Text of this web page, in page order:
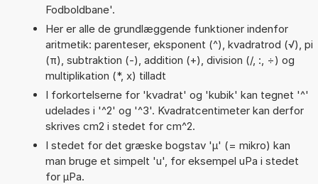
Fodboldbane'.
Her er alle de grundlæggende funktioner indenfor
aritmetik: parenteser, eksponent (^), kvadratrod (√), pi
(π), subtraktion (-), addition (+), division (/, :, ÷) og
multiplikation (*, x) tilladt
I forkortelserne for 'kvadrat' og 'kubik' kan tegnet '^'
udelades i '^2' og '^3'. Kvadratcentimeter kan derfor
skrives cm2 i stedet for cm^2.
I stedet for det græske bogstav 'µ' (= mikro) kan
man bruge et simpelt 'u', for eksempel uPa i stedet
for µPa.